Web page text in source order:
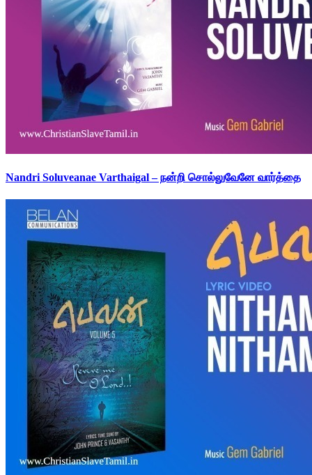
Nandri Soluveanae Varthaigal – நன்றி சொல்லுவேனே வார்த்தை